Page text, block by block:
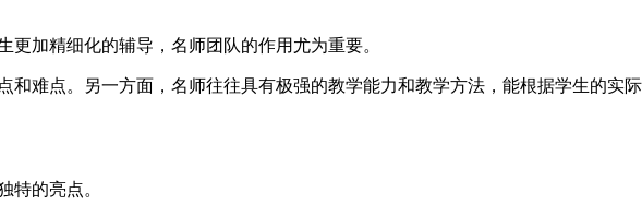
更加精细化的辅导，名师团队的作用尤为重要。
难点。另一方面，名师往往具有极强的教学能力和教学方法，能根据学生的实际
的亮点。